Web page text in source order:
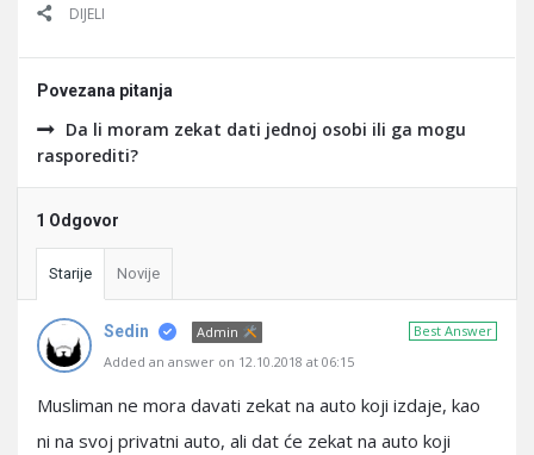
DIJELI
Povezana pitanja
Da li moram zekat dati jednoj osobi ili ga mogu
rasporediti?
1 Odgovor
Starije Novije
Best Answer
Sedin
Admin
Added an answer on 12.10.2018 at 06:15
Musliman ne mora davati zekat na auto koji izdaje, kao
ni na svoj privatni auto, ali dat će zekat na auto koji